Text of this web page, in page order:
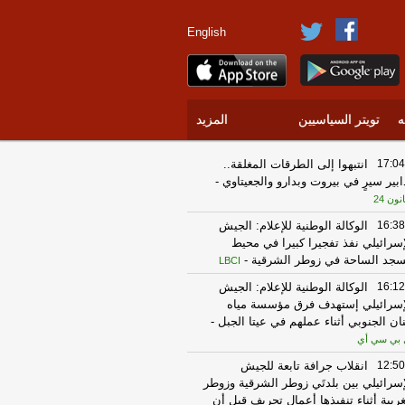
English
تويتر السياسيين المزيد
17:04
انتبهوا إلى الطرقات المغلقة..
سيرٍ في بيروت وبدارو والجعيتاوي -
24
16:38
الوكالة الوطنية للإعلام: الجيش
نفذ تفجيرا كبيرا في محيط
الساحة في زوطر الشرقية -
LBCI
16:12
الوكالة الوطنية للإعلام: الجيش
إستهدف فرق مؤسسة مياه
الجنوبي أثناء عملهم في عيتا الجبل -
بي سي أي
12:50
انقلاب جرافة تابعة للجيش
بين بلدتَي زوطر الشرقية وزوطر
أثناء تنفيذها أعمال تجريف قبل أن